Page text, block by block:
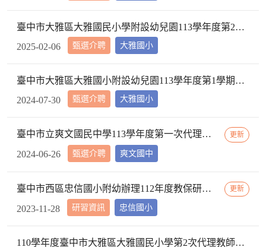
甄選介聘
臺中市大雅區大雅國民小學附設幼兒園113學年度第2學期【特教學生助理員】第1次甄選簡章公告
大雅國小
2025-02-06
甄選介聘
臺中市大雅區大雅國小附設幼兒園113學年度第1學期【代理教師】招考甄選錄取公告，已足額錄取，不續辦甄選作業。
大雅國小
2024-07-30
甄選介聘
臺中市立爽文國民中學113學年度第一次代理教師甄選簡章(一次公告分次招考) 更新
爽文國中
2024-06-26
研習資訊
臺中市西區忠信國小附幼辦理112年度教保研習─ 「嬰幼用藥安全~就是「藥」你好好的」，請鼓勵貴校(園)教保服務人員踴躍參加 更新
忠信國小
2023-11-28
110學年度臺中市大雅區大雅國民小學第2次代理教師甄選第2次招考結果公告